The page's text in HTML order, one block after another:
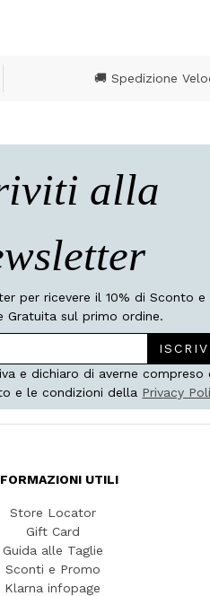
🚚 Spedizione
alla
per ricevere il 10% di Sconto e
Gratuita sul primo ordine.
e dichiaro di averne compreso
e le condizioni della Privacy
UTILI
Store Locator
Gift Card
Guida alle Taglie
Sconti e Promo
Klarna infopage